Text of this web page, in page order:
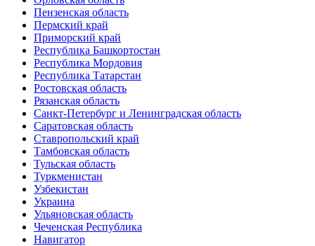
Пензенская область
Пермский край
Приморский край
Республика Башкортостан
Республика Мордовия
Республика Татарстан
Ростовская область
Рязанская область
Санкт-Петербург и Ленинградская область
Саратовская область
Ставропольский край
Тамбовская область
Тульская область
Туркменистан
Узбекистан
Украина
Ульяновская область
Чеченская Республика
Навигатор